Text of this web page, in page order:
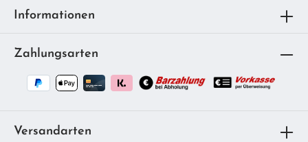
Informationen
Zahlungsarten
Versandarten